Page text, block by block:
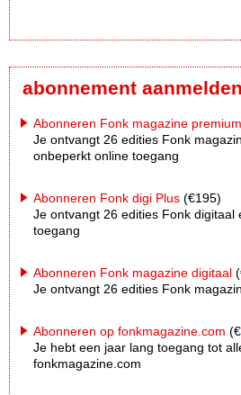
abonnement aanmelden
Abonneren Fonk magazine premium
Je ontvangt 26 edities Fonk
onbeperkt online toegang
Abonneren Fonk digi Plus (€195)
Je ontvangt 26 edities Fonk digitaal
toegang
Abonneren Fonk magazine digitaal
Je ontvangt 26 edities Fonk
Abonneren op fonkmagazine.com
Je hebt een jaar lang toegang tot
fonkmagazine.com